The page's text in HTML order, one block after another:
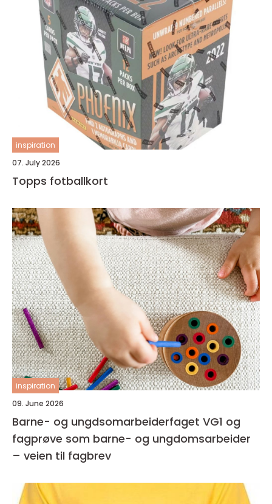
inspiration
07. July 2026
Topps fotballkort
inspiration
09. June 2026
Barne- og ungdsomarbeiderfaget VG1 og
fagprøve som barne- og ungdomsarbeider
– veien til fagbrev